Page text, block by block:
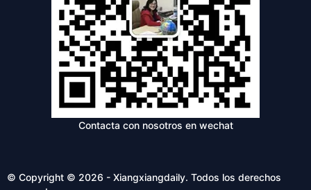
Contacta con nosotros en wechat
© Copyright © 2026 - Xiangxiangdaily. Todos los derechos